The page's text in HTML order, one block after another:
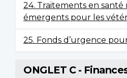
24. Traitements en santé
émergents pour les
25. Fonds d’urgence
ONGLET C -